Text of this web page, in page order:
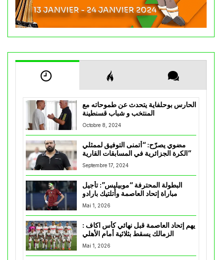
الحارس بوحلفاية يتحدث عن طموحاته مع
المنتخب و شباب قسنطينة
Octobre 8, 2024
مضوي يصرّح: “أتمنى التوفيق لممثلي
الكرة الجزائرية في المسابقات القارية”
Septembre 17, 2024
البطولة المحترفة “موبيليس”: تأجيل
مباراة إتحاد العاصمة وأتلتيك بارادو
Mai 1, 2026
يهم إتحاد العاصمة قبل نهائي كأس اكاف :
Mai 1, 2026